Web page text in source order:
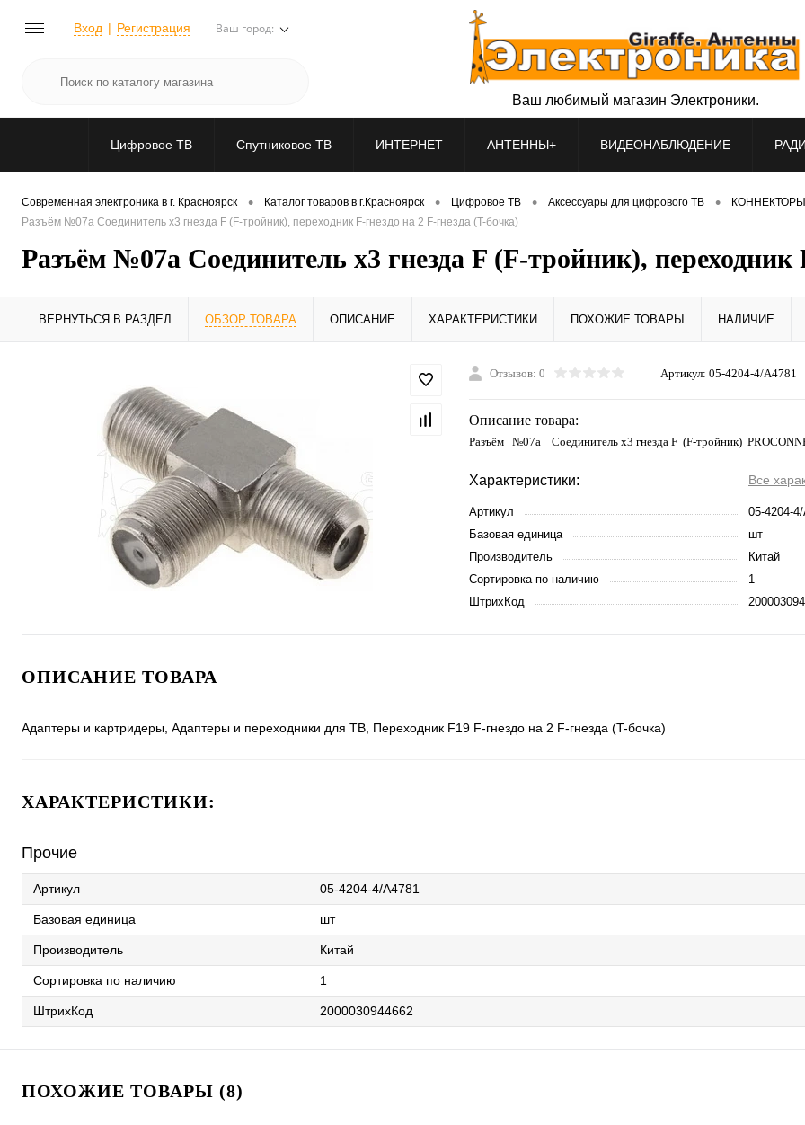
Вход Регистрация Ваш город:
Ваш любимый магазин Электроники.
Цифровое ТВ Спутниковое ТВ ИНТЕРНЕТ АНТЕННЫ+ ВИДЕОНАБЛЮДЕНИЕ
Современная электроника в г. Красноярск • Каталог товаров в г.Красноярск • Цифровое ТВ • Аксессуары для цифрового ТВ •
Разъём №07а Соединитель x3 гнезда F (F-тройник), переходник F-гнездо на 2 F-гнезда (T-бочка)
Разъём №07а Соединитель x3 гнезда F (F-тройник), переходник
ВЕРНУТЬСЯ В РАЗДЕЛ ОБЗОР ТОВАРА ОПИСАНИЕ ХАРАКТЕРИСТИКИ ПОХОЖИЕ ТОВАРЫ НАЛИЧИЕ
Отзывов: 0 Артикул: 05-4204-4/A4781
Описание товара:
Разъём №07а Соединитель x3 гнезда F (F-тройник)
Характеристики: Все
Артикул
05-4204-4/
Базовая единица
шт
Производитель
Китай
Сортировка по наличию
1
ШтрихКод
ОПИСАНИЕ ТОВАРА
Адаптеры и картридеры, Адаптеры и переходники для ТВ, Переходник F19 F-гнездо на 2 F-гнезда (T-бочка)
ХАРАКТЕРИСТИКИ:
Прочие
Артикул 05-4204-4/A4781
Базовая единица шт
Производитель Китай
Сортировка по наличию 1
ШтрихКод 2000030944662
ПОХОЖИЕ ТОВАРЫ (8)